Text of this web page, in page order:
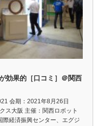
効果的［口コミ］＠関西
会期：2021年8月26日
ス大阪 主催：関西ロボット
際経済振興センター、エグジ